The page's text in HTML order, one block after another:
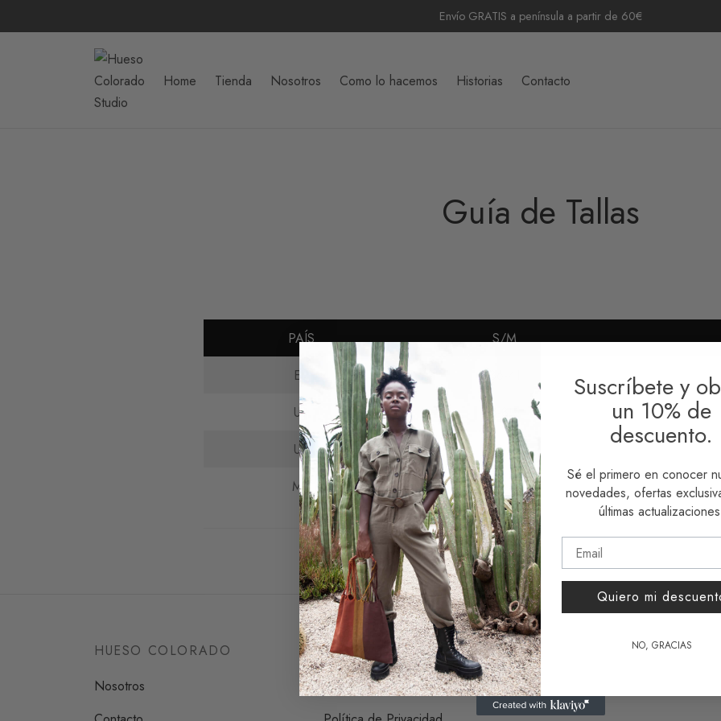
Envío GRATIS a península a partir de 60€
Home Tienda Nosotros Como lo hacemos Historias Contacto
Guía de Tallas
PAÍS S/M
EU
36-41
US
6-8½
UK
3-7
MX
3-6 ½
HUESO COLORADO
Nosotros
AYUDA
FAQ’s
Suscríbete y
un 10% de
descuento.
Sé el primero en conocer
novedades, ofertas
últimas
Quiero mi
NO, GRACIAS